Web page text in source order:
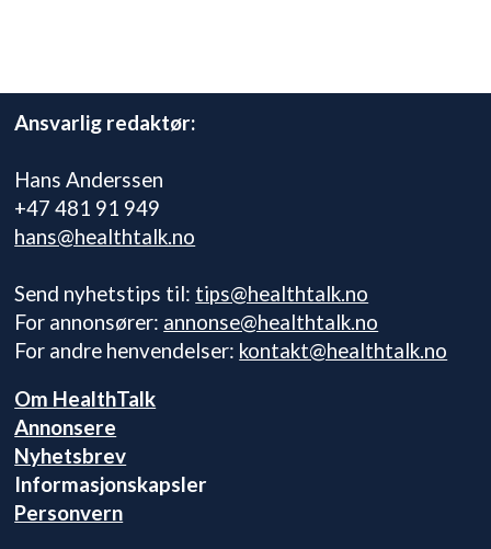
Ansvarlig redaktør:
Hans Anderssen
+47 481 91 949
hans@healthtalk.no
Send nyhetstips til: tips@healthtalk.no
For annonsører: annonse@healthtalk.no
For andre henvendelser: kontakt@healthtalk.no
Om HealthTalk
Annonsere
Nyhetsbrev
Informasjonskapsler
Personvern